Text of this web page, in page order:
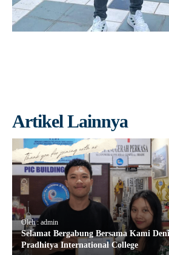
Artikel Lainnya
Oleh : admin
Selamat Bergabung Bersama Kami
Pradhitya International College